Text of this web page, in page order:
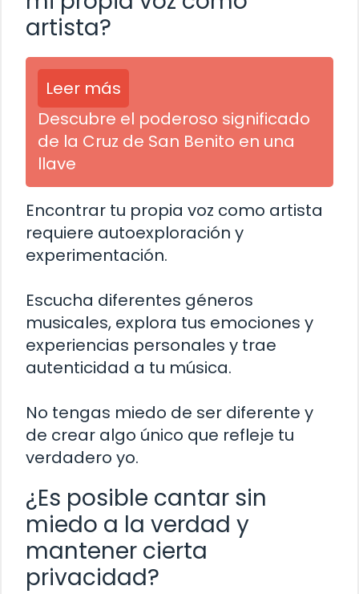
artista?
Leer más
Descubre el poderoso significado
de la Cruz de San Benito en una
llave
Encontrar tu propia voz como artista
requiere autoexploración y
experimentación.
Escucha diferentes géneros
musicales, explora tus emociones y
experiencias personales y trae
autenticidad a tu música.
No tengas miedo de ser diferente y
de crear algo único que refleje tu
verdadero yo.
¿Es posible cantar sin
miedo a la verdad y
mantener cierta
privacidad?